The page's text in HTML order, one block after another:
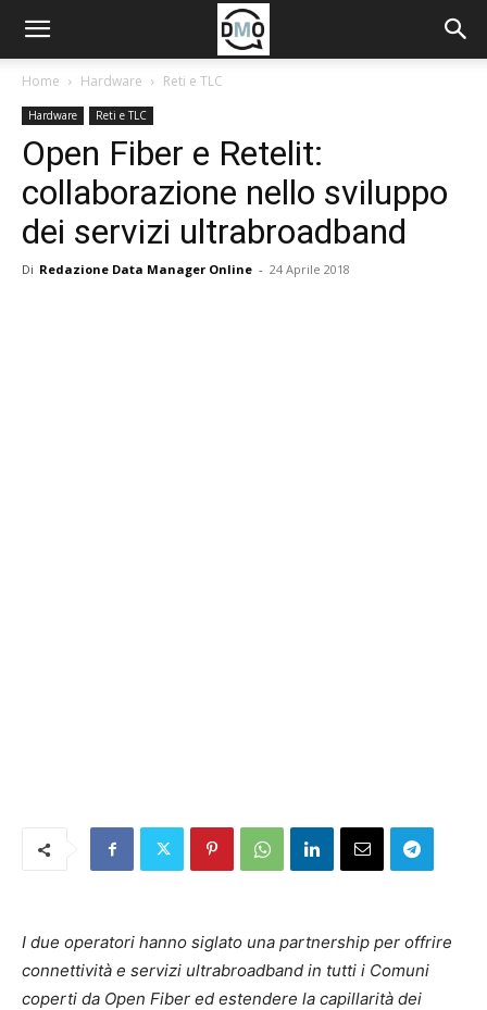
Home Hardware Reti e TLC
Hardware Reti e TLC
Open Fiber e Retelit:
collaborazione nello sviluppo
dei servizi ultrabroadband
Di Redazione Data Manager Online - 24 Aprile 2018
I due operatori hanno siglato una partnership per offrire
connettività e servizi ultrabroadband in tutti i Comuni
coperti da Open Fiber ed estendere la capillarità dei